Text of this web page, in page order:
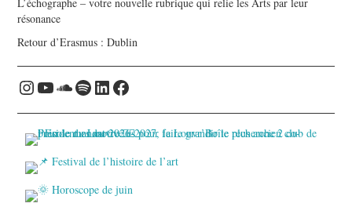
résonance
Retour d’Erasmus : Dublin
Instagram
YouTube
Soundcloud
Spotify
LinkedIn
Facebook